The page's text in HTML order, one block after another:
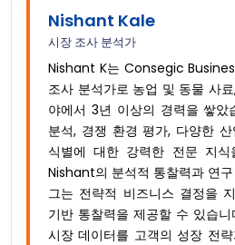
Nishant Kale
시장 조사 분석가
Nishant K는 Consegic
조사 분석가로 농업 및 동물 사
야에서 3년 이상의 경력을 쌓았
분석, 경쟁 환경 평가, 다양한
식별에 대한 강력한 전문 지식
Nishant의 분석적 통찰력과 연
그는 전략적 비즈니스 결정을
기반 통찰력을 제공할 수 있습
시장 데이터를 고객의 성장 전